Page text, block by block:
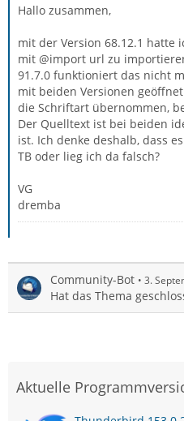
Hallo zusammen,
mit der Version 68.12.1 hatte
mit @import url zu
91.7.0 funktioniert das nicht
mit beiden Versionen
die Schriftart übernommen,
Der Quelltext ist bei beiden
ist. Ich denke deshalb, dass
TB oder lieg ich da falsch?
VG
dremba
Community-Bot 3.
Hat das Thema
Aktuelle